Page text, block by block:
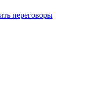
переговоры